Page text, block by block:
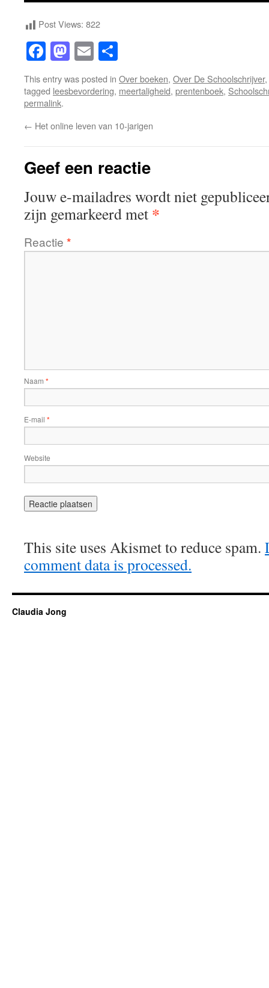
Post Views: 822
Facebook
Mastodon
Email
This entry was posted in Over boeken, Over De Schoolschrijver,
tagged leesbevordering, meertaligheid, prentenboek,
permalink.
← Het online leven van 10-jarigen
Geef een reactie
Jouw e-mailadres wordt niet
zijn gemarkeerd met *
Reactie *
Naam *
E-mail *
Website
This site uses Akismet to reduce spam.
comment data is processed.
Claudia Jong